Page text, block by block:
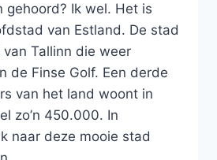
gehoord? Ik wel. Het is
van Estland. De stad
Tallinn die weer
de Finse Golf. Een derde
van het land woont in
zo’n 450.000. In
naar deze mooie stad